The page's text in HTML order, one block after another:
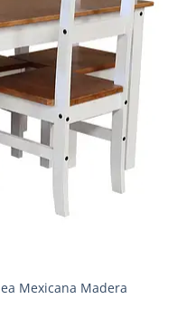
Mexicana Madera